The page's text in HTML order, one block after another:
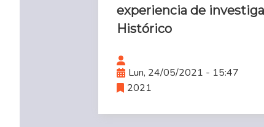
experiencia de
Histórico
Lun, 24/05/2021 - 15:47
2021